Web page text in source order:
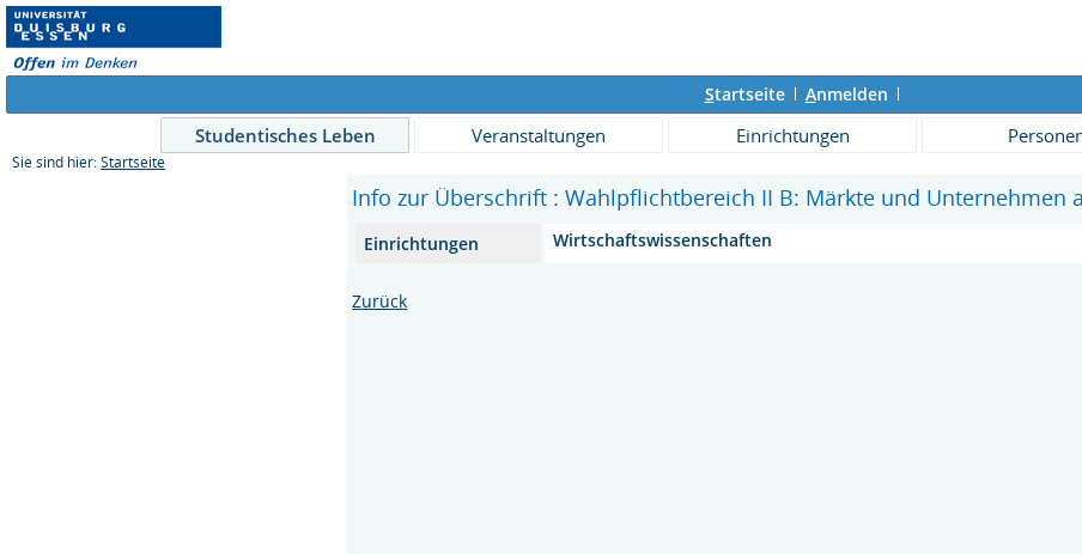
Startseite Anmelden
Studentisches Leben Veranstaltungen Einrichtungen
Sie sind hier: Startseite
Info zur Überschrift : Wahlpflichtbereich II B: Märkte und Unternehmen
Einrichtungen Wirtschaftswissenschaften
Zurück